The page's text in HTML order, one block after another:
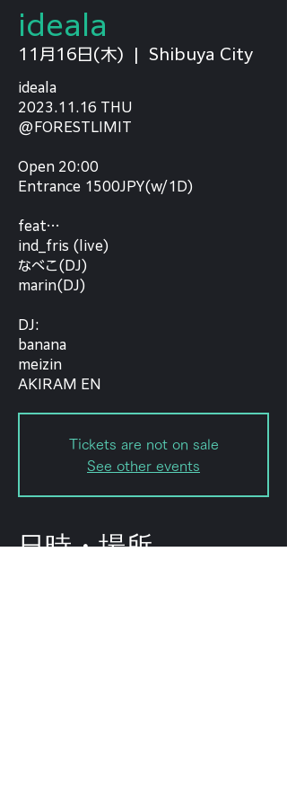
ideala
11月16日(木) Shibuya City
ideala
2023.11.16 THU
@FORESTLIMIT
Open 20:00
Entrance 1500JPY(w/1D)
feat…
ind_fris (live)
なべこ(DJ)
marin(DJ)
⁡DJ:
banana
meizin
AKIRAM EN
Tickets are not on sale
See other events
日時・場所